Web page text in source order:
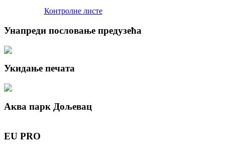
Контролне листе
Унапреди пословање предузећа
Укидање печата
Аква парк Дољевац
EU PRO